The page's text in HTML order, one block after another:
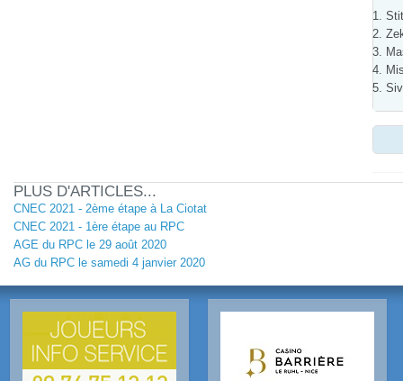
1.
2.
3.
4.
5.
PLUS D'ARTICLES...
CNEC 2021 - 2ème étape à La Ciotat
CNEC 2021 - 1ère étape au RPC
AGE du RPC le 29 août 2020
AG du RPC le samedi 4 janvier 2020